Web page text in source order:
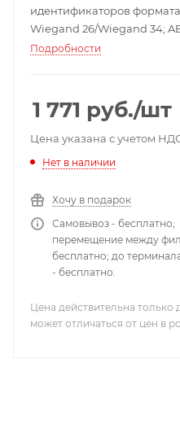
идентификаторов формата
Wiegand 26/Wiegand 34;
30 мА; -45 - +60 ⁰С;
Подробности
1 771 руб./шт
Цена указана с учетом
Нет в наличии
Хочу в подарок
Самовывоз - бесплатно;
перемещение между
бесплатно; до
- бесплатно.
Цена действительна только
может отличаться от цен в